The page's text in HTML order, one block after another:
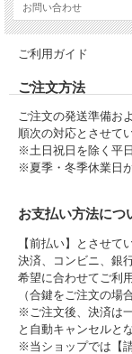
お問い合わせ
ご利用ガイド
ご注文方法
ご注文の発送準備お
順次の対応とさせて
※土日祝日を除く平
※夏季・冬季休業日
お支払い方法につ
【前払い】とさせて
決済、コンビニ、銀
希望に合わせてご利
（合鍵をご注文の場
※ご注文後、決済は
と自動キャンセルと
※当ショップでは【